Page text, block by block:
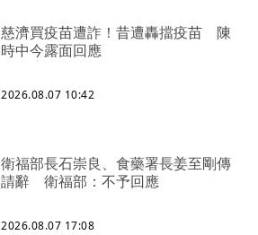
慈濟買疫苗遭詐！昔遭轟擋疫苗 陳
時中今露面回應
2026.08.07 10:42
衛福部長石崇良、食藥署長姜至剛傳
請辭 衛福部：不予回應
2026.08.07 17:08